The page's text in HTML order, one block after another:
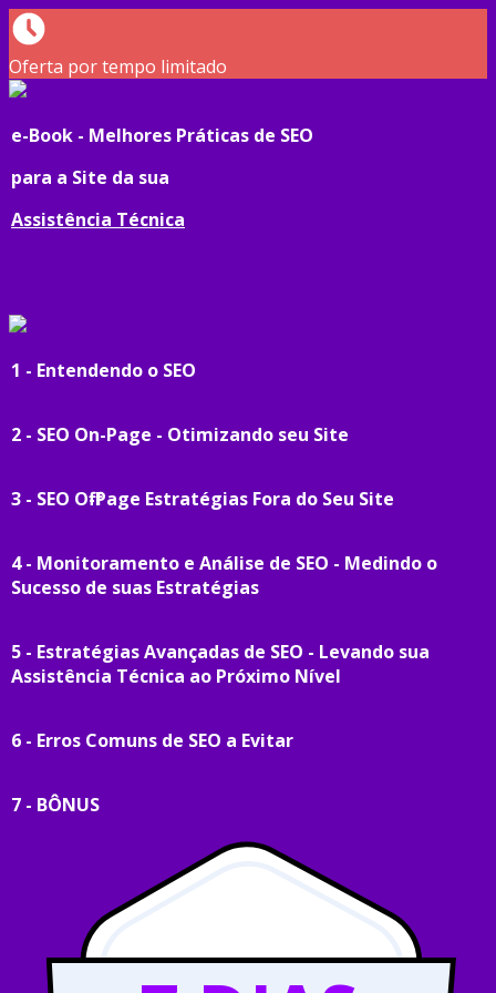
Oferta por tempo limitado
e-Book - Melhores Práticas de SEO
para a Site da sua
Assistência Técnica
1 - Entendendo o SEO
2 - SEO On-Page - Otimizando seu Site
3 - SEO Off-Page Estratégias Fora do Seu Site
4 - Monitoramento e Análise de SEO - Medindo o
Sucesso de suas Estratégias
5 - Estratégias Avançadas de SEO - Levando sua
Assistência Técnica ao Próximo Nível
6 - Erros Comuns de SEO a Evitar
7 - BÔNUS